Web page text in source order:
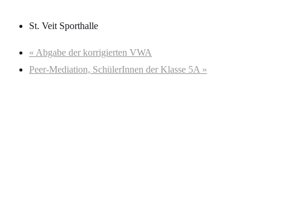
St. Veit Sporthalle
« Abgabe der korrigierten VWA
Peer-Mediation, SchülerInnen der Klasse 5A »